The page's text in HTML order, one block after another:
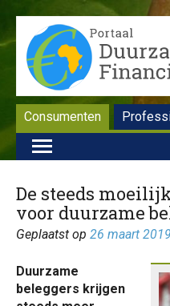
Consumenten
De steeds
voor duurzame
Geplaatst op 26 maart 2019
Duurzame
beleggers krijgen